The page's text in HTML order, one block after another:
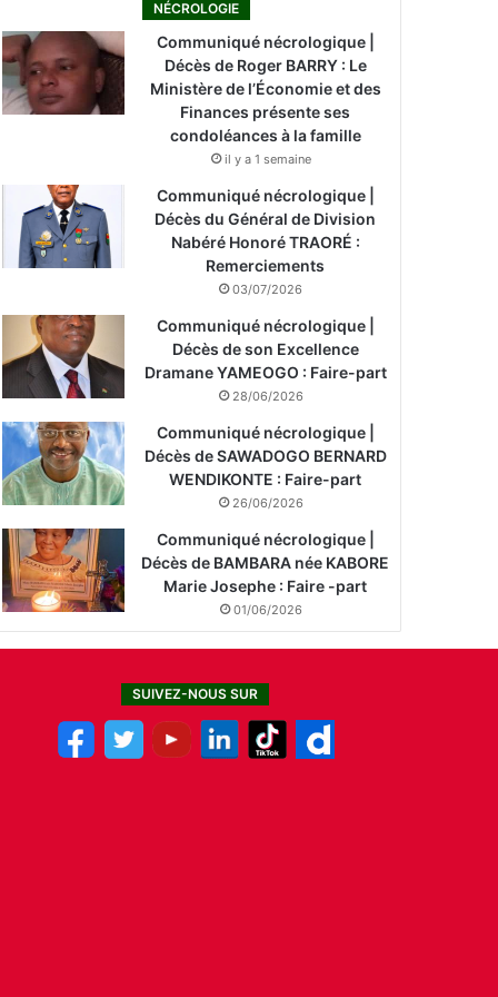
NÉCROLOGIE
Communiqué nécrologique |
Décès de Roger BARRY : Le
Ministère de l’Économie et des
Finances présente ses
condoléances à la famille
il y a 1 semaine
Communiqué nécrologique |
Décès du Général de Division
Nabéré Honoré TRAORÉ :
Remerciements
03/07/2026
Communiqué nécrologique |
Décès de son Excellence
Dramane YAMEOGO : Faire-part
28/06/2026
Communiqué nécrologique |
Décès de SAWADOGO BERNARD
WENDIKONTE : Faire-part
26/06/2026
Communiqué nécrologique |
Décès de BAMBARA née KABORE
Marie Josephe : Faire -part
01/06/2026
SUIVEZ-NOUS SUR